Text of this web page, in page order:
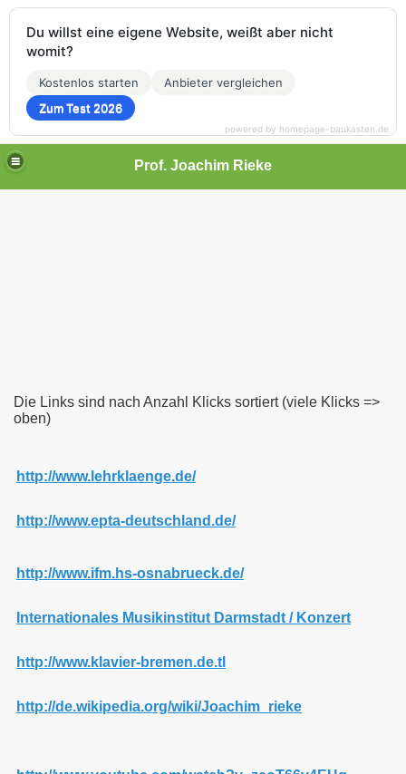
Prof. Joachim Rieke
Die Links sind nach Anzahl Klicks sortiert (viele Klicks =>
oben)
http://www.lehrklaenge.de/
http://www.epta-deutschland.de/
http://www.ifm.hs-osnabrueck.de/
Internationales Musikinstitut Darmstadt / Konzert
http://www.klavier-bremen.de.tl
http://de.wikipedia.org/wiki/Joachim_rieke
Du willst eine eigene Website, weißt aber nicht
womit?
Kostenlos starten
Anbieter vergleichen
Zum Test 2026
powered by homepage-baukasten.de